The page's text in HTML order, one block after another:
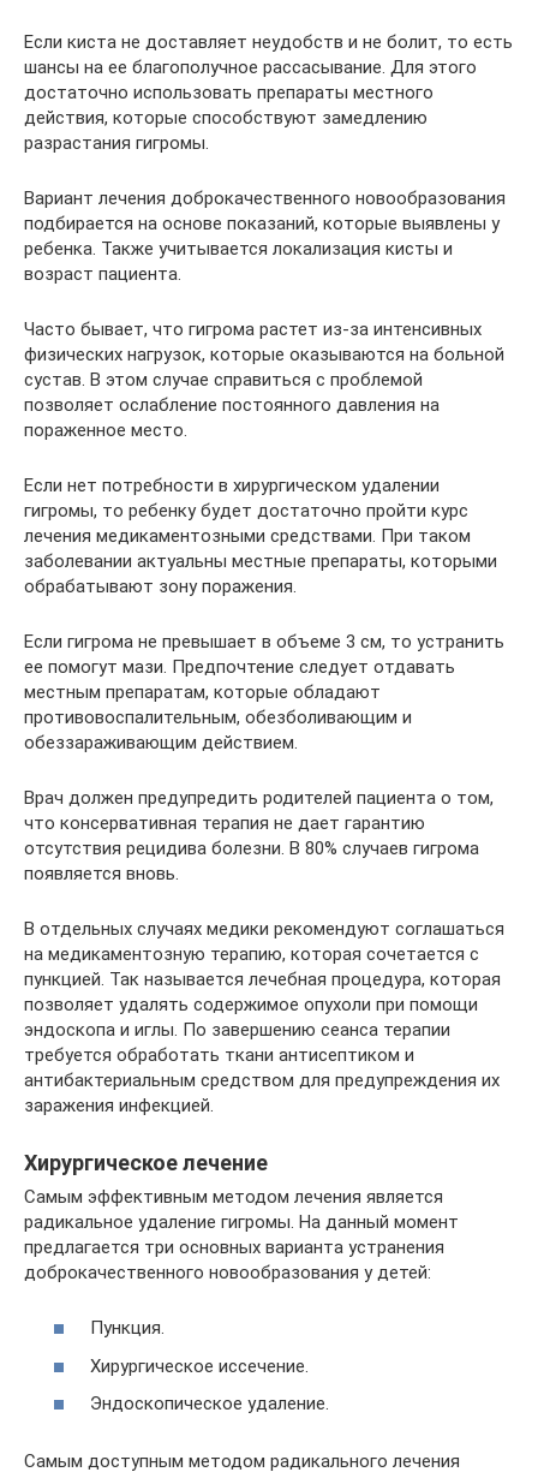
Если киста не доставляет неудобств и не болит, то есть
шансы на ее благополучное рассасывание. Для этого
достаточно использовать препараты местного
действия, которые способствуют замедлению
разрастания гигромы.
Вариант лечения доброкачественного новообразования
подбирается на основе показаний, которые выявлены у
ребенка. Также учитывается локализация кисты и
возраст пациента.
Часто бывает, что гигрома растет из-за интенсивных
физических нагрузок, которые оказываются на больной
сустав. В этом случае справиться с проблемой
позволяет ослабление постоянного давления на
пораженное место.
Если нет потребности в хирургическом удалении
гигромы, то ребенку будет достаточно пройти курс
лечения медикаментозными средствами. При таком
заболевании актуальны местные препараты, которыми
обрабатывают зону поражения.
Если гигрома не превышает в объеме 3 см, то устранить
ее помогут мази. Предпочтение следует отдавать
местным препаратам, которые обладают
противовоспалительным, обезболивающим и
обеззараживающим действием.
Врач должен предупредить родителей пациента о том,
что консервативная терапия не дает гарантию
отсутствия рецидива болезни. В 80% случаев гигрома
появляется вновь.
В отдельных случаях медики рекомендуют соглашаться
на медикаментозную терапию, которая сочетается с
пункцией. Так называется лечебная процедура, которая
позволяет удалять содержимое опухоли при помощи
эндоскопа и иглы. По завершению сеанса терапии
требуется обработать ткани антисептиком и
антибактериальным средством для предупреждения их
заражения инфекцией.
Хирургическое лечение
Самым эффективным методом лечения является
радикальное удаление гигромы. На данный момент
предлагается три основных варианта устранения
доброкачественного новообразования у детей:
Пункция.
Хирургическое иссечение.
Эндоскопическое удаление.
Самым доступным методом радикального лечения